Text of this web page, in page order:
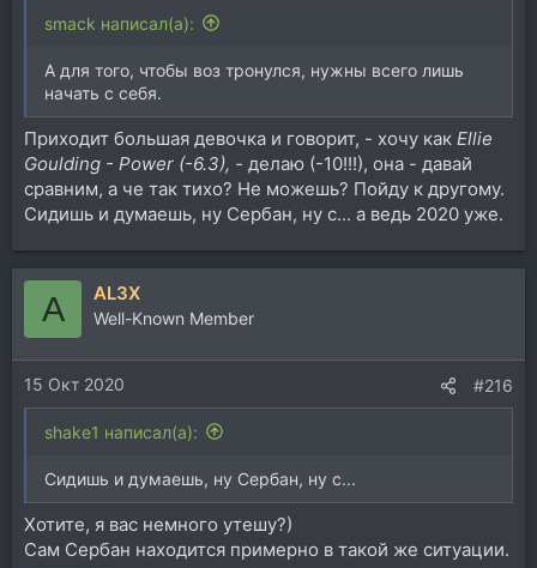
smack написал(а):
А для того, чтобы воз тронулся, нужны всего лишь
начать с себя.
Приходит большая девочка и говорит, - хочу как Ellie
Goulding - Power (-6.3), - делаю (-10!!!), она - давай
сравним, а че так тихо? Не можешь? Пойду к другому.
Сидишь и думаешь, ну Сербан, ну с... а ведь 2020 уже.
A AL3X
Well-Known Member
15 Окт 2020 #216
shake1 написал(а):
Сидишь и думаешь, ну Сербан, ну с...
Хотите, я вас немного утешу?)
Сам Сербан находится примерно в такой же ситуации.